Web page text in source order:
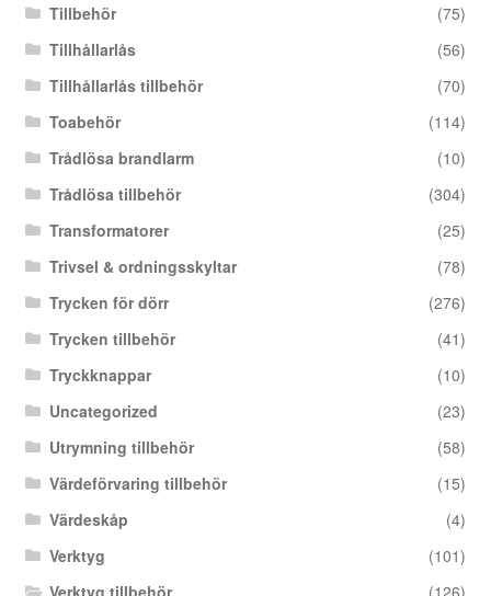
Tillbehör
(75)
Tillhållarlås
(56)
Tillhållarlås tillbehör
(70)
Toabehör
(114)
Trådlösa brandlarm
(10)
Trådlösa tillbehör
(304)
Transformatorer
(25)
Trivsel & ordningsskyltar
(78)
Trycken för dörr
(276)
Trycken tillbehör
(41)
Tryckknappar
(10)
Uncategorized
(23)
Utrymning tillbehör
(58)
Värdeförvaring tillbehör
(15)
Värdeskåp
(4)
Verktyg
(101)
Verktyg tillbehör
(126)